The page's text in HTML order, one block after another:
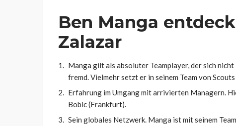
Ben Manga
Zalazar
Manga gilt als absoluter Teamplayer, der sich
fremd. Vielmehr setzt er in seinem Team von
Erfahrung im Umgang mit arrivierten Managern.
Bobic (Frankfurt).
Sein globales Netzwerk. Manga ist mit seinem